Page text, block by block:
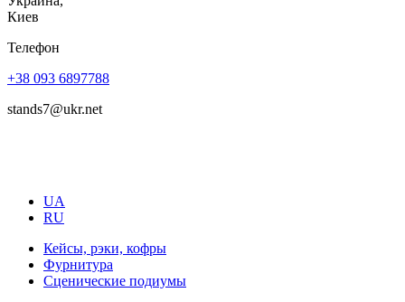
Киев
Телефон
+38 093 6897788
stands7@ukr.net
UA
RU
Кейсы, рэки, кофры
Фурнитура
Сценические подиумы